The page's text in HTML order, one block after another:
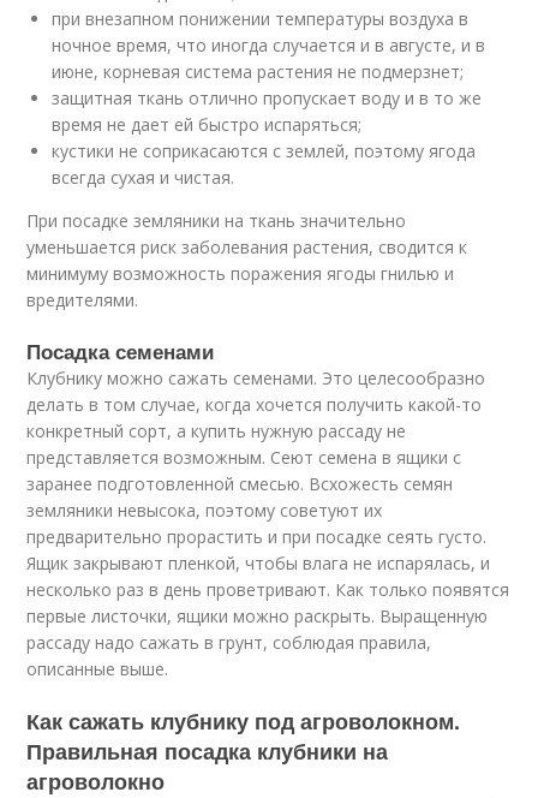
при внезапном понижении температуры воздуха в
ночное время, что иногда случается и в августе, и в
июне, корневая система растения не подмерзнет;
защитная ткань отлично пропускает воду и в то же
время не дает ей быстро испаряться;
кустики не соприкасаются с землей, поэтому ягода
всегда сухая и чистая.
При посадке земляники на ткань значительно
уменьшается риск заболевания растения, сводится к
минимуму возможность поражения ягоды гнилью и
вредителями.
Посадка семенами
Клубнику можно сажать семенами. Это целесообразно
делать в том случае, когда хочется получить какой-то
конкретный сорт, а купить нужную рассаду не
представляется возможным. Сеют семена в ящики с
заранее подготовленной смесью. Всхожесть семян
земляники невысока, поэтому советуют их
предварительно прорастить и при посадке сеять густо.
Ящик закрывают пленкой, чтобы влага не испарялась, и
несколько раз в день проветривают. Как только появятся
первые листочки, ящики можно раскрыть. Выращенную
рассаду надо сажать в грунт, соблюдая правила,
описанные выше.
Как сажать клубнику под агроволокном.
Правильная посадка клубники на
агроволокно